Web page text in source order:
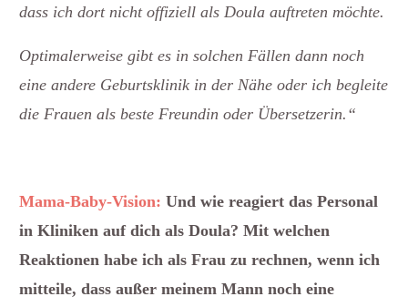
dass ich dort nicht offiziell als Doula auftreten möchte.
Optimalerweise gibt es in solchen Fällen dann noch
eine andere Geburtsklinik in der Nähe oder ich begleite
die Frauen als beste Freundin oder Übersetzerin.“
Mama-Baby-Vision: Und wie reagiert das Personal
in Kliniken auf dich als Doula? Mit welchen
Reaktionen habe ich als Frau zu rechnen, wenn ich
mitteile, dass außer meinem Mann noch eine